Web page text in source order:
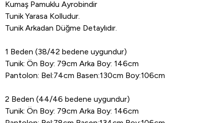
Kumaş Pamuklu Ayrobindir
Tunik Yarasa Kolludur.
Tunik Arkadan Düğme Detaylıdır.
1 Beden (38/42 bedene uygundur)
Tunik: Ön Boy: 79cm Arka Boy: 146cm
Pantolon: Bel:74cm Basen:130cm Boy:106cm
2 Beden (44/46 bedene uygundur)
Tunik: Ön Boy: 79cm Arka Boy: 146cm